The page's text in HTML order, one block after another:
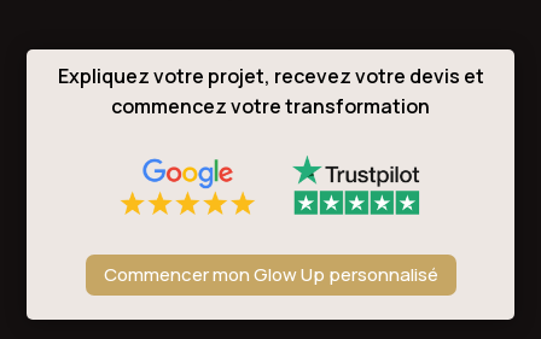
Expliquez votre projet, recevez votre devis et
commencez votre transformation
Commencer mon Glow Up personnalisé